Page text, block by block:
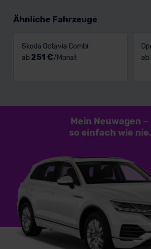
Ähnliche Fahrzeuge
Skoda Octavia Combi
ab 251 €/Monat
ab
Mein Neuwagen –
so einfach wie nie.